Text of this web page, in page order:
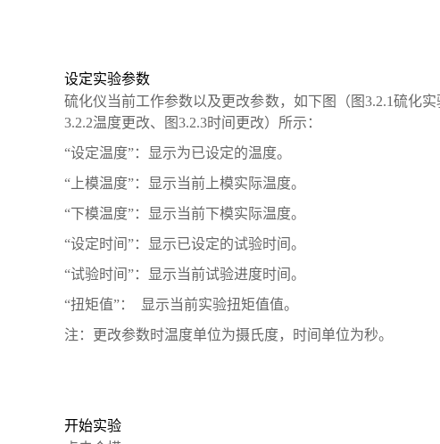
设定实验参数
硫化仪当前工作参数以及更改参数，如下图（图3.2.1硫化
3.2.2温度更改、图3.2.3时间更改）所示：
“设定温度”：显示为已设定的温度。
“上模温度”：显示当前上模实际温度。
“下模温度”：显示当前下模实际温度。
“设定时间”：显示已设定的试验时间。
“试验时间”：显示当前试验进度时间。
“扭矩值”： 显示当前实验扭矩值值。
注：更改参数时温度单位为摄氏度，时间单位为秒。
开始实验